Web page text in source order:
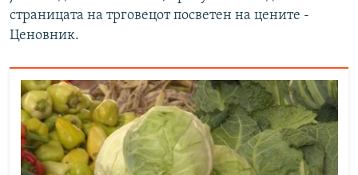
страницата на трговецот посветен на цените -
Ценовник.